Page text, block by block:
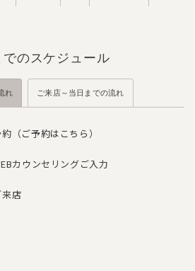
のスケジュール
れ ご来店～当日までの流れ
（ご予約はこちら）
カウンセリングご入力
来店